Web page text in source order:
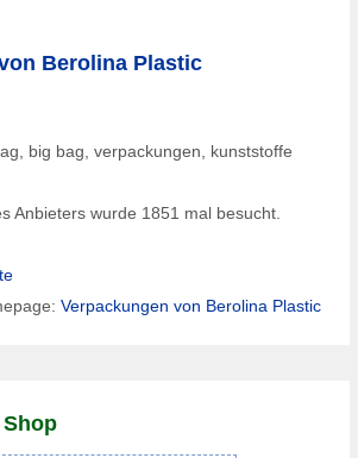
Berolina Plastic
big bag, verpackungen, kunststoffe
Anbieters wurde 1851 mal besucht.
Verpackungen von Berolina Plastic